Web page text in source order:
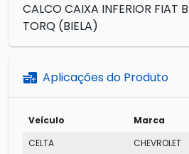
CALCO CAIXA INFERIOR FIAT
TORQ (BIELA)
Aplicações do Produto
Veículo Marca
CELTA
CHEVROLET